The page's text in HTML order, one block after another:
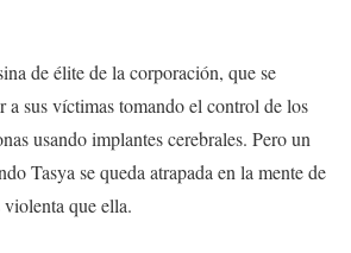
de élite de la corporación, que se
a sus víctimas tomando el control de los
usando implantes cerebrales. Pero un
Tasya se queda atrapada en la mente de
que ella.